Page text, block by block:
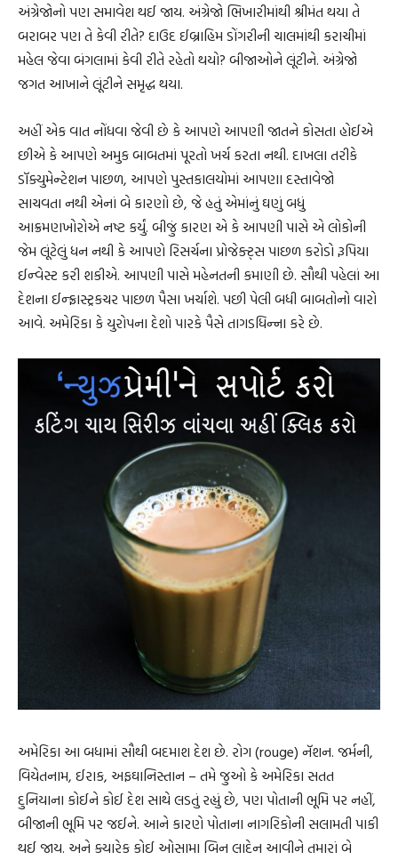
અંગ્રેજોનો પણ સમાવેશ થઈ જાય. અંગ્રેજો ભિખારીમાંથી શ્રીમંત થયા તે
બરાબર પણ તે કેવી રીતે? દાઉદ ઈબ્રાહિમ ડોંગરીની ચાલમાંથી કરાચીમાં
મહેલ જેવા બંગલામાં કેવી રીતે રહેતો થયો? બીજાઓને લૂંટીને. અંગ્રેજો
જગત આખાને લૂંટીને સમૃદ્ધ થયા.
અહીં એક વાત નોંધવા જેવી છે કે આપણે આપણી જાતને કોસતા હોઈએ
છીએ કે આપણે અમુક બાબતમાં પૂરતો ખર્ચ કરતા નથી. દાખલા તરીકે
ડૉક્યુમેન્ટેશન પાછળ, આપણે પુસ્તકાલયોમાં આપણા દસ્તાવેજો
સાચવતા નથી એનાં બે કારણો છે, જે હતું એમાંનું ઘણું બધું
આક્રમણખોરોએ નષ્ટ કર્યું. બીજું કારણ એ કે આપણી પાસે એ લોકોની
જેમ લૂંટેલું ધન નથી કે આપણે રિસર્ચના પ્રોજેક્ટ્સ પાછળ કરોડો રૂપિયા
ઈન્વેસ્ટ કરી શકીએ. આપણી પાસે મહેનતની કમાણી છે. સૌથી પહેલાં આ
દેશના ઈન્ફ્રાસ્ટ્રકચર પાછળ પૈસા ખર્ચાશે. પછી પેલી બધી બાબતોનો વારો
આવે. અમેરિકા કે યુરોપના દેશો પારકે પૈસે તાગડધિન્ના કરે છે.
અમેરિકા આ બધામાં સૌથી બદમાશ દેશ છે. રોગ (rouge) નૅશન. જર્મની,
વિયેતનામ, ઈરાક, અફઘાનિસ્તાન – તમે જુઓ કે અમેરિકા સતત
દુનિયાના કોઈને કોઈ દેશ સાથે લડતું રહ્યું છે, પણ પોતાની ભૂમિ પર નહીં,
બીજાની ભૂમિ પર જઈને. આને કારણે પોતાના નાગરિકોની સલામતી પાકી
થઈ જાય. અને ક્યારેક કોઈ ઓસામા બિન લાદેન આવીને તમારાં બે